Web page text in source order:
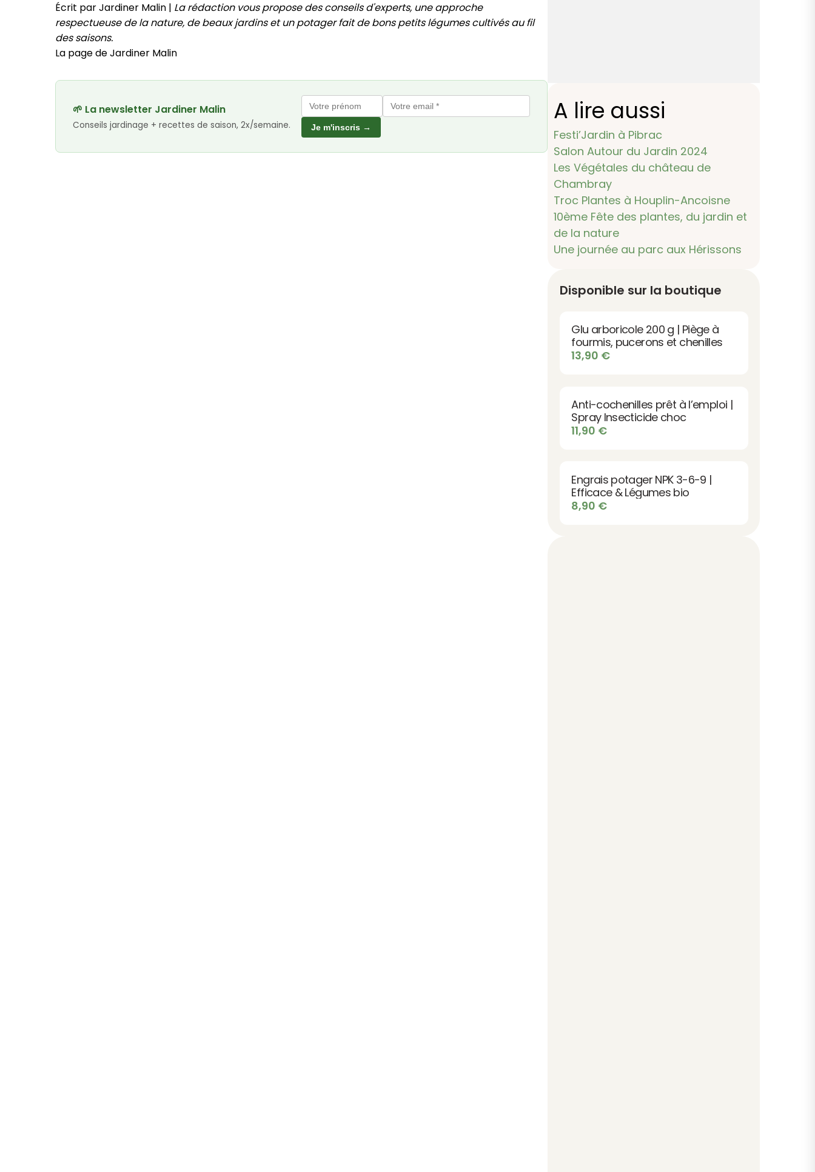
Écrit par Jardiner Malin | La rédaction vous propose des conseils d'experts, une approche
respectueuse de la nature, de beaux jardins et un potager fait de bons petits légumes cultivés au fil
des saisons.
La page de Jardiner Malin
🌱 La newsletter Jardiner Malin
Conseils jardinage + recettes de saison, 2x/semaine. Je m'inscris →
A lire aussi
Festi’Jardin à Pibrac
Salon Autour du Jardin 2024
Les Végétales du château de
Chambray
Troc Plantes à Houplin-Ancoisne
10ème Fête des plantes, du jardin et
de la nature
Une journée au parc aux Hérissons
Disponible sur la boutique
Glu arboricole 200 g | Piège à
fourmis, pucerons et chenilles
13,90 €
Anti-cochenilles prêt à l’emploi |
Spray Insecticide choc
11,90 €
Engrais potager NPK 3-6-9 |
Efficace & Légumes bio
8,90 €